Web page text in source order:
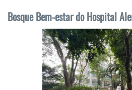
Bosque Bem-estar do Hospital